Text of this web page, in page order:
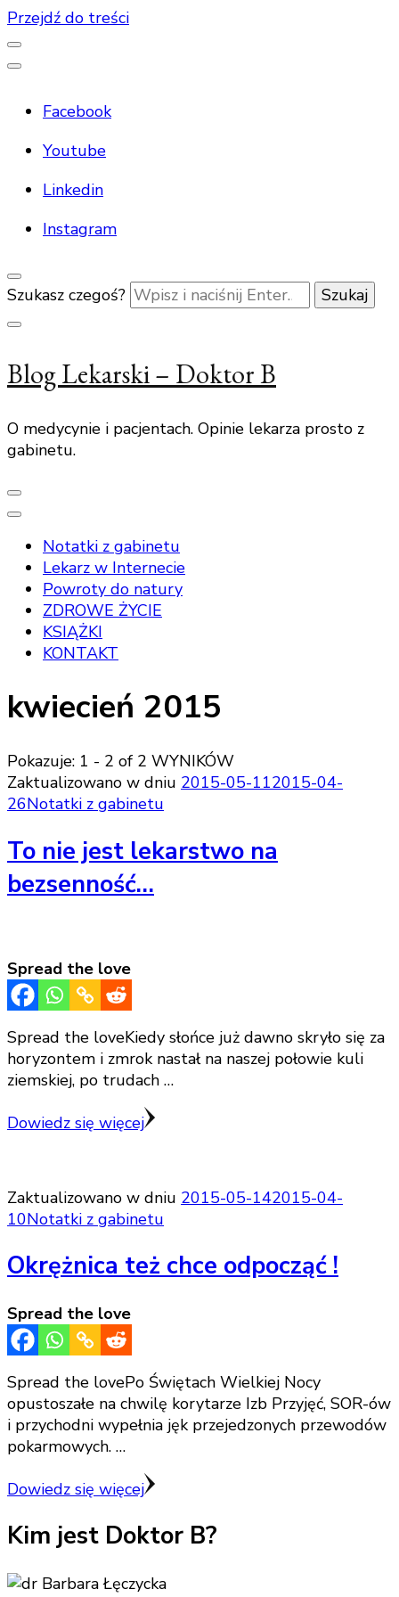
Przejdź do treści
Facebook
Youtube
Linkedin
Instagram
Szukasz czegoś?
Blog Lekarski – Doktor B
O medycynie i pacjentach. Opinie lekarza prosto z
gabinetu.
Notatki z gabinetu
Lekarz w Internecie
Powroty do natury
ZDROWE ŻYCIE
KSIĄŻKI
KONTAKT
kwiecień 2015
Pokazuje: 1 - 2 of 2 WYNIKÓW
Zaktualizowano w dniu 2015-05-112015-04-
26Notatki z gabinetu
To nie jest lekarstwo na
bezsenność…
Spread the love
Spread the loveKiedy słońce już dawno skryło się za
horyzontem i zmrok nastał na naszej połowie kuli
ziemskiej, po trudach …
Dowiedz się więcej
Zaktualizowano w dniu 2015-05-142015-04-
10Notatki z gabinetu
Okrężnica też chce odpocząć !
Spread the love
Spread the lovePo Świętach Wielkiej Nocy
opustoszałe na chwilę korytarze Izb Przyjęć, SOR-ów
i przychodni wypełnia jęk przejedzonych przewodów
pokarmowych. …
Dowiedz się więcej
Kim jest Doktor B?